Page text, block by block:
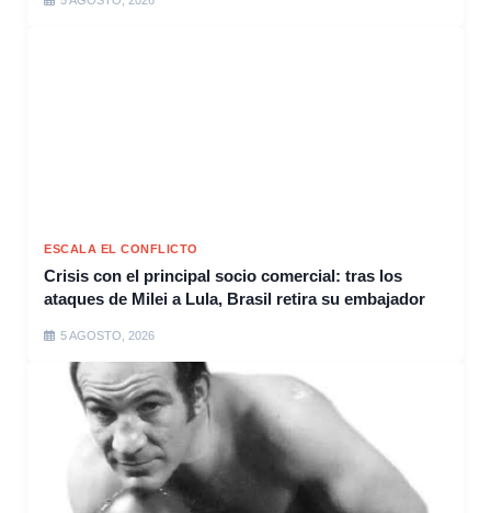
ESCALA EL CONFLICTO
Crisis con el principal socio comercial: tras los
ataques de Milei a Lula, Brasil retira su embajador
5 AGOSTO, 2026